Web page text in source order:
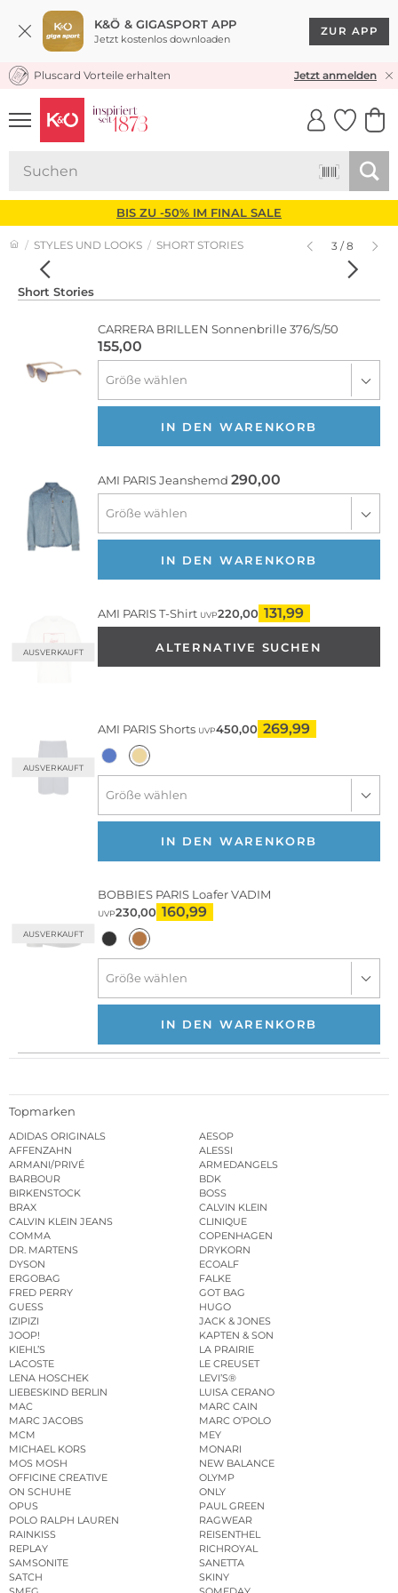
K&Ö & GIGASPORT APP
Jetzt kostenlos downloaden
ZUR APP
KOSTENLOSER VERSAND* & RÜCKVERSAND
Pluscard Vorteile erhalten Jetzt anmelden
UNSERE APP
CLICK &
BIS ZU -50% IM FINAL SALE
STYLES UND LOOKS SHORT STORIES 3 / 8
Short Stories
CARRERA BRILLEN Sonnenbrille 376/S/50
155,00
IN DEN WARENKORB
AMI PARISJeanshemd 290,00
IN DEN WARENKORB
AUSVERKAUFT
AMI PARIST-Shirt UVP220,00 131,99
ALTERNATIVE SUCHEN
AUSVERKAUFT
AMI PARISShorts UVP450,00 269,99
IN DEN WARENKORB
AUSVERKAUFT
BOBBIES PARIS Loafer VADIM
UVP230,00 160,99
IN DEN WARENKORB
Topmarken
ADIDAS ORIGINALS
AESOP
AFFENZAHN
ALESSI
ARMANI/PRIVÉ
ARMEDANGELS
BARBOUR
BDK
BIRKENSTOCK
BOSS
BRAX
CALVIN KLEIN
CALVIN KLEIN JEANS
CLINIQUE
COMMA
COPENHAGEN
DR. MARTENS
DRYKORN
DYSON
ECOALF
ERGOBAG
FALKE
FRED PERRY
GOT BAG
GUESS
HUGO
IZIPIZI
JACK & JONES
JOOP!
KAPTEN & SON
KIEHL’S
LA PRAIRIE
LACOSTE
LE CREUSET
LENA HOSCHEK
LEVI’S®
LIEBESKIND BERLIN
LUISA CERANO
MAC
MARC CAIN
MARC JACOBS
MARC O’POLO
MCM
MEY
MICHAEL KORS
MONARI
MOS MOSH
NEW BALANCE
OFFICINE CREATIVE
OLYMP
ON SCHUHE
ONLY
OPUS
PAUL GREEN
POLO RALPH LAUREN
RAGWEAR
RAINKISS
REISENTHEL
REPLAY
RICHROYAL
SAMSONITE
SANETTA
SATCH
SKINY